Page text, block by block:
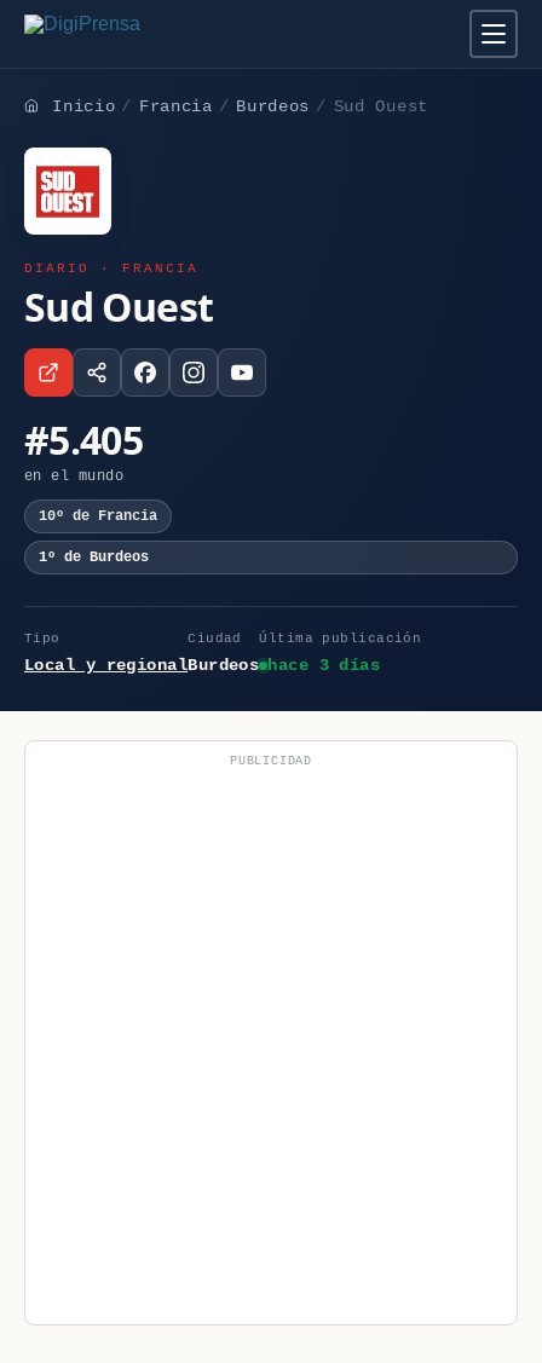
Inicio Francia Burdeos Sud Ouest
DIARIO · FRANCIA
Sud Ouest
#5.405
en el mundo
10º de Francia
1º de Burdeos
Tipo
Local y regional
Ciudad
Burdeos
Última publicación
hace 3 días
PUBLICIDAD